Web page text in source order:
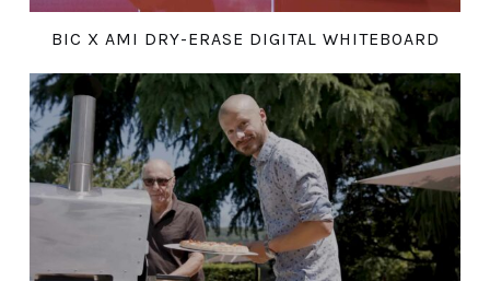
BIC X AMI DRY-ERASE DIGITAL WHITEBOARD